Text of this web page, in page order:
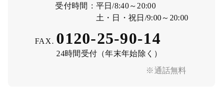
※通話無料
受付時間： 平日/8:40～20:00
土・日・祝日/9:00～20:00
FAX. 0120-25-90-14
24時間受付（年末年始除く）